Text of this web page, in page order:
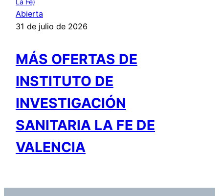
La Fe)
Abierta
31 de julio de 2026
MÁS OFERTAS DE
INSTITUTO DE
INVESTIGACIÓN
SANITARIA LA FE DE
VALENCIA